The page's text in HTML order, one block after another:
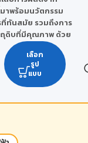
าพร้อมนวัตกรรม
ที่ทันสมัย รวมถึงการ
ถุดิบที่มีคุณภาพ ด้วย
งแร่เพอร์ไลท์
มีคุณสมบัติเด่นในเรื่อง
ซับความชื้น มีความ
เป็นวัสดุทนไฟ และยัง
โอเอ ยิปซัม มีคุณสมบัติ
น และได้รับการ
ใช้งานเป็นอย่างดี
เลือก
รูป
แบบ